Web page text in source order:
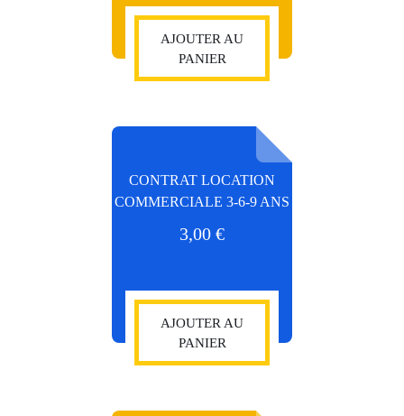
AJOUTER AU
PANIER
CONTRAT LOCATION
COMMERCIALE 3-6-9 ANS
3,00 €
AJOUTER AU
PANIER